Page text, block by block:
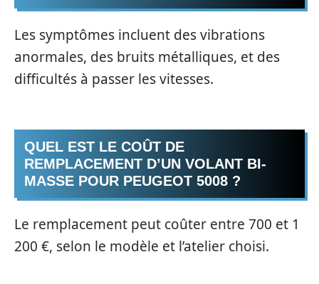
Les symptômes incluent des vibrations
anormales, des bruits métalliques, et des
difficultés à passer les vitesses.
QUEL EST LE COÛT DE
REMPLACEMENT D’UN VOLANT BI-
MASSE POUR PEUGEOT 5008 ?
Le remplacement peut coûter entre 700 et 1
200 €, selon le modèle et l’atelier choisi.